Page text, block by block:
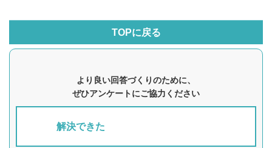
TOPに戻る
より良い回答づくりのために、
ぜひアンケートにご協力ください
解決できた